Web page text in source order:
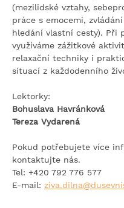
(mezilidské vztahy,
práce s emocemi,
hledání vlastní cesty). Při
využíváme zážitkové
relaxační techniky i
situací z každodenního
Lektorky:
Bohuslava Havránková
Tereza Vydarená
Pokud potřebujete více
kontaktujte nás.
Tel: +420 792 776 577
E-mail: